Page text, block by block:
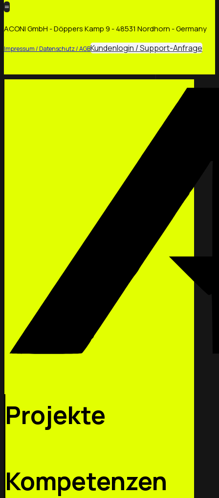
=
ACONI GmbH - Döppers Kamp 9 - 48531 Nordhorn - Germany
Impressum / Datenschutz / AGBKundenlogin / Support-Anfrage
Projekte
Kompetenzen